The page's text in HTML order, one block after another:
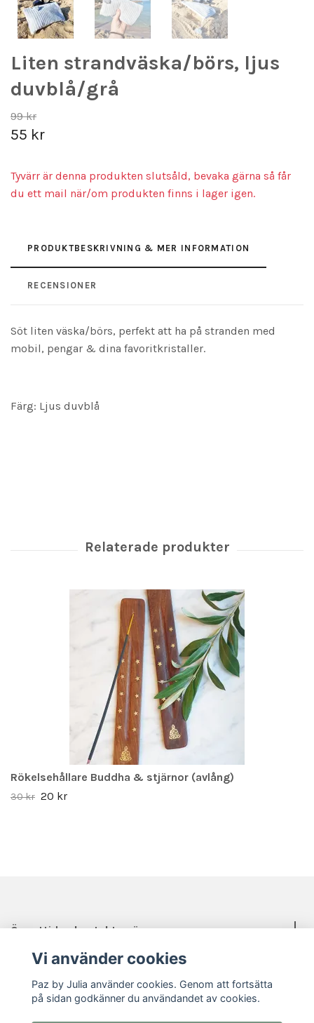
Liten strandväska/börs, ljus
duvblå/grå
99 kr
55 kr
Tyvärr är denna produkten slutsåld, bevaka gärna så får
du ett mail när/om produkten finns i lager igen.
PRODUKTBESKRIVNING & MER INFORMATION
RECENSIONER
Söt liten väska/börs, perfekt att ha på stranden med
mobil, pengar & dina favoritkristaller.
Färg: Ljus duvblå
Rökelsehållare Buddha & stjärnor (avlång)
30 kr 20 kr
Öppettider, kontakt, mässor mm.
Vi använder cookies
Paz by Julia använder cookies. Genom att fortsätta
på sidan godkänner du användandet av cookies.